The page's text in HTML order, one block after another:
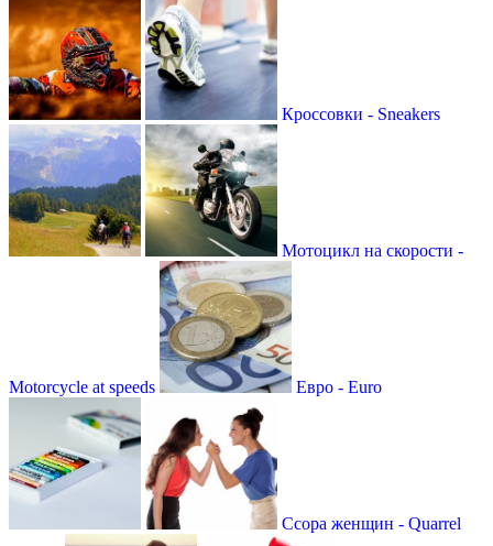
Кросcовки - Sneakers
Мотоцикл на скорости -
Motorcycle at speeds Евро - Euro
Ссора женщин - Quarrel